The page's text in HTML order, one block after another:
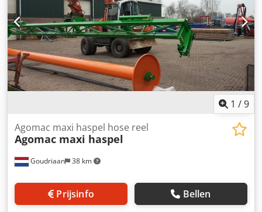
1 /9
Goudriaan 38 km
Agomac maxi haspel hose reel
Agomac maxi haspel
Prijsinfo Bellen